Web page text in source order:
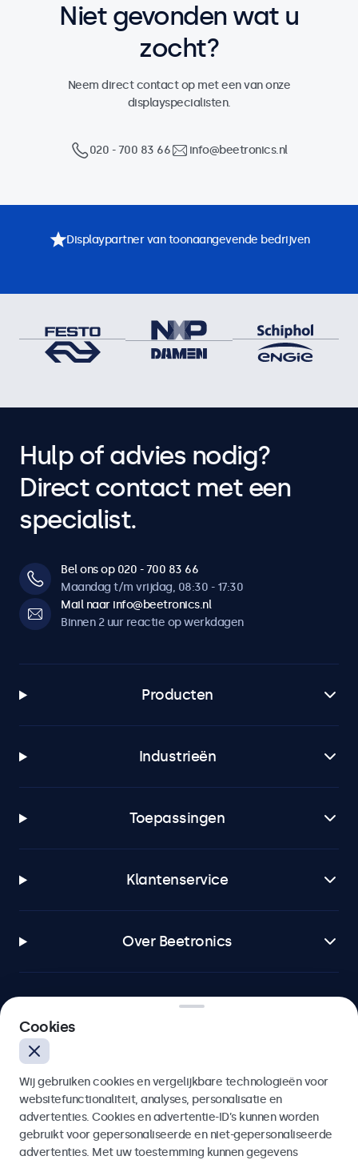
Niet gevonden wat u
zocht?
Neem direct contact op met een van onze
displayspecialisten.
020 - 700 83 66 info@beetronics.nl
Displaypartner van toonaangevende bedrijven
Hulp of advies nodig?
Direct contact met een
specialist.
Bel ons op 020 - 700 83 66
Maandag t/m vrijdag, 08:30 - 17:30
Mail naar info@beetronics.nl
Binnen 2 uur reactie op werkdagen
Producten
Industrieën
Toepassingen
Klantenservice
Over Beetronics
Bloemstraat 28, 1016LC Amsterdam, Nederland
4.8/5 door 5000+ bedrijven
Nederlands
Cookies
Wij gebruiken cookies en vergelijkbare technologieën voor
websitefunctionaliteit, analyses, personalisatie en
advertenties. Cookies en advertentie-ID’s kunnen worden
gebruikt voor gepersonaliseerde en niet-gepersonaliseerde
advertenties. Met uw toestemming kunnen gegevens